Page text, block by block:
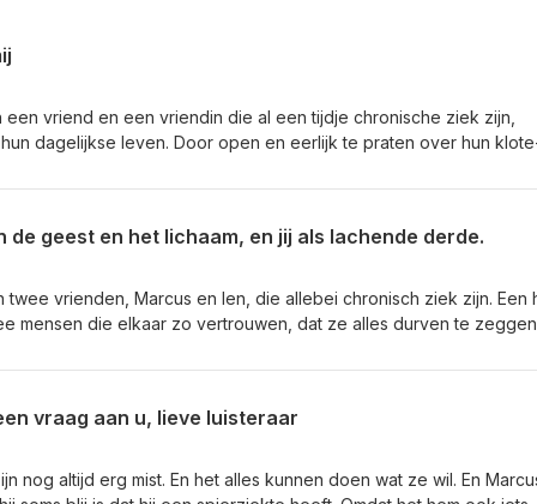
een vriend en een vriendin die al een tijdje chronische ziek zijn,
dagelijkse leven. Door open en eerlijk te praten over hun
tranen én er klinken lachsalvo’s.
de geest en het lichaam, en jij als lachende derde.
twee vrienden, Marcus en Ien, die allebei chronisch ziek zijn. Een
mensen die elkaar zo vertrouwen, dat ze alles durven te
worden geconfronteerd met hun kwetsbaarheid. En gaan
naar www.ikmismij.nl en spreek ’m in! Meer lezen? Ien heeft
over weten, klik dan hier. Deze aflevering is mogelijk gemaakt
Den Bosch. Dank! In deze aflevering werkte Louis Jongeleen
vraag aan u, lieve luisteraar
nog altijd erg mist. En het alles kunnen doen wat ze wil. En